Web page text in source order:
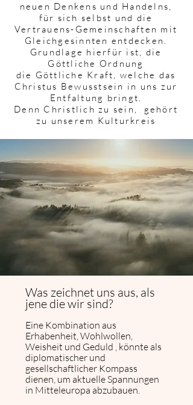
neuen Denkens und Handelns,
für sich selbst und die
Vertrauens-Gemeinschaften mit
Gleichgesinnten entdecken.
Grundlage hierfür ist, die
Göttliche Ordnung
die Göttliche Kraft, welche das
Christus Bewusstsein in uns zur
Entfaltung bringt.
Denn Christlich zu sein, gehört
zu unserem Kulturkreis
Was zeichnet uns aus, als
jene die wir sind?
Eine Kombination aus
Erhabenheit, Wohlwollen,
Weisheit und Geduld , könnte als
diplomatischer und
gesellschaftlicher Kompass
dienen, um aktuelle Spannungen
in Mitteleuropa abzubauen.